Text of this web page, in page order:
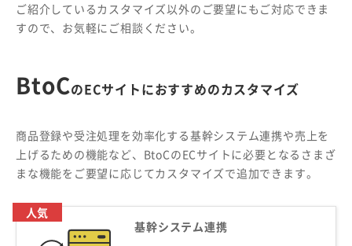
ご紹介しているカスタマイズ以外のご要望にもご対応できま
すので、お気軽にご相談ください。
BtoCのECサイトにおすすめのカスタマイズ
商品登録や受注処理を効率化する基幹システム連携や売上を
上げるための機能など、BtoCのECサイトに必要となるさまざ
まな機能をご要望に応じてカスタマイズで追加できます。
人気
基幹システム連携